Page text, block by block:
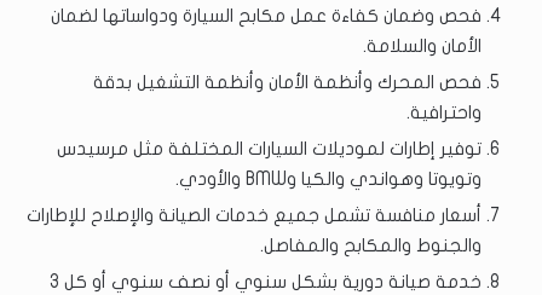
فحص وضمان كفاءة عمل مكابح السيارة ودواساتها لضمان
الأمان والسلامة.
فحص المحرك وأنظمة الأمان وأنظمة التشغيل بدقة
واحترافية.
توفير إطارات لموديلات السيارات المختلفة مثل مرسيدس
وتويوتا وهواندي والكيا وBMW والأودي.
أسعار منافسة تشمل جميع خدمات الصيانة والإصلاح للإطارات
والجنوط والمكابح والمفاصل.
خدمة صيانة دورية بشكل سنوي أو نصف سنوي أو كل 3